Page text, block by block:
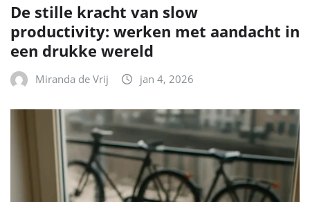
De stille kracht van slow
productivity: werken met aandacht in
een drukke wereld
Miranda de Vrij jan 4, 2026